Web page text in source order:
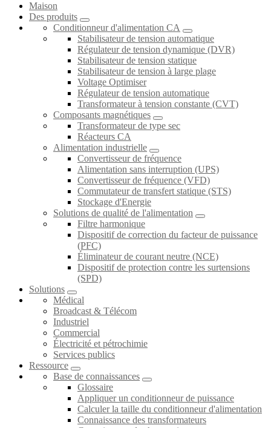
Maison
Des produits
Conditionneur d'alimentation CA
Stabilisateur de tension automatique
Régulateur de tension dynamique (DVR)
Stabilisateur de tension statique
Stabilisateur de tension à large plage
Voltage Optimiser
Régulateur de tension automatique
Transformateur à tension constante (CVT)
Composants magnétiques
Transformateur de type sec
Réacteurs CA
Alimentation industrielle
Convertisseur de fréquence
Alimentation sans interruption (UPS)
Convertisseur de fréquence (VFD)
Commutateur de transfert statique (STS)
Stockage d'Energie
Solutions de qualité de l'alimentation
Filtre harmonique
Dispositif de correction du facteur de puissance
(PFC)
Éliminateur de courant neutre (NCE)
Dispositif de protection contre les surtensions
(SPD)
Solutions
Médical
Broadcast & Télécom
Industriel
Commercial
Électricité et pétrochimie
Services publics
Ressource
Base de connaissances
Glossaire
Appliquer un conditionneur de puissance
Calculer la taille du conditionneur d'alimentation
Connaissance des transformateurs